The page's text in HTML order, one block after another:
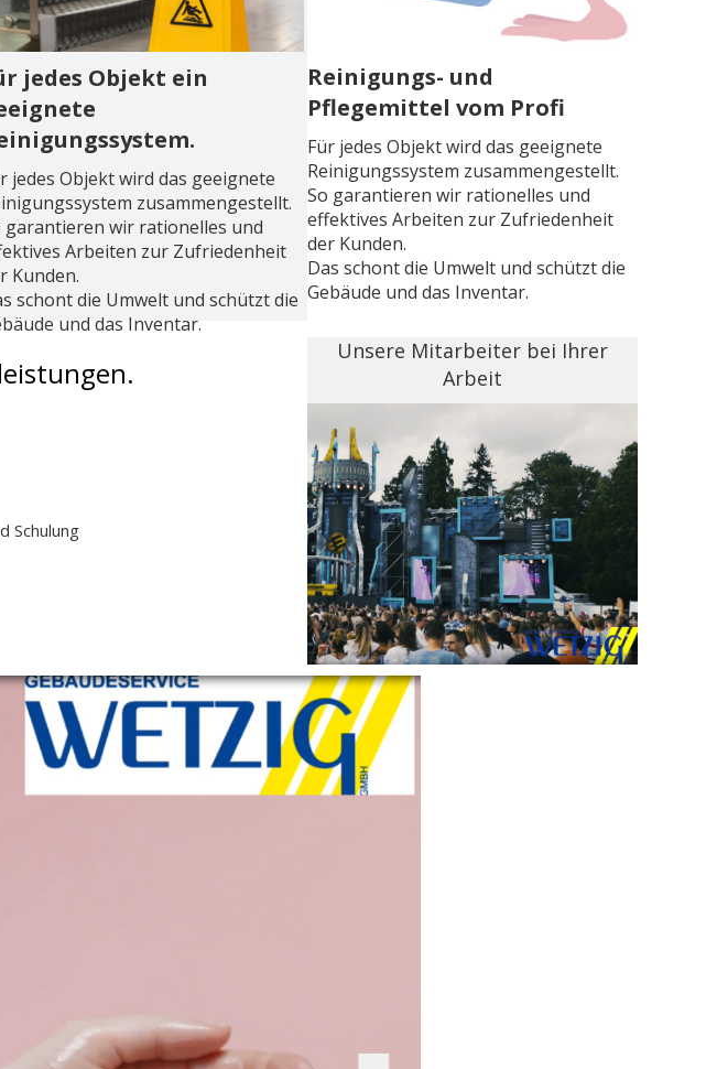
jedes Objekt ein
jedes Objekt wird das geeignete
zusammengestellt.
garantieren wir rationelles und
Arbeiten zur Zufriedenheit
Kunden.
schont die Umwelt und schützt die
und das Inventar.
Reinigungs- und
Pflegemittel vom Profi
Für jedes Objekt wird das geeignete
Reinigungssystem zusammengestellt.
So garantieren wir rationelles und
effektives Arbeiten zur Zufriedenheit
der Kunden.
Das schont die Umwelt und schützt die
Gebäude und das Inventar.
Schulung
Unsere Mitarbeiter bei Ihrer
Arbeit